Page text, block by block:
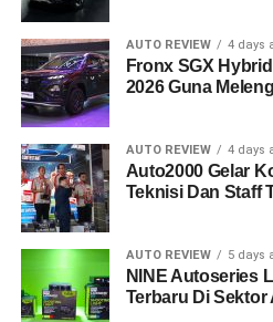
AUTO REVIEW 4 days
Fronx SGX
2026 Guna
AUTO REVIEW 4 days
Auto2000 Gelar
Teknisi Dan Staff
AUTO REVIEW 5 days
NINE Autoseries
Terbaru Di